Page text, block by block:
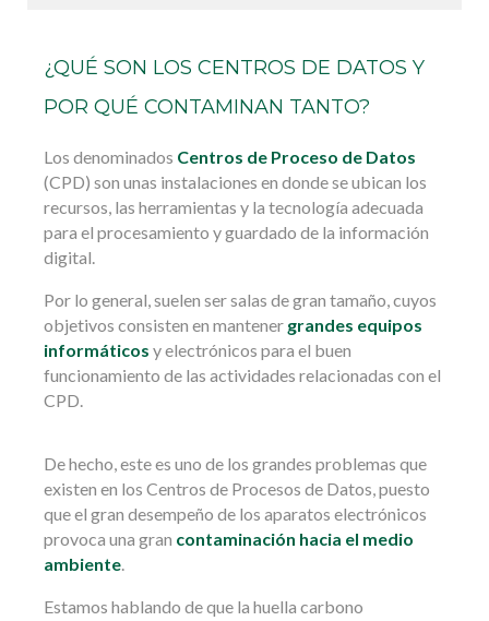
¿QUÉ SON LOS CENTROS DE DATOS Y
POR QUÉ CONTAMINAN TANTO?
Los denominados Centros de Proceso de Datos
(CPD) son unas instalaciones en donde se ubican los
recursos, las herramientas y la tecnología adecuada
para el procesamiento y guardado de la información
digital.
Por lo general, suelen ser salas de gran tamaño, cuyos
objetivos consisten en mantener grandes equipos
informáticos y electrónicos para el buen
funcionamiento de las actividades relacionadas con el
CPD.
De hecho, este es uno de los grandes problemas que
existen en los Centros de Procesos de Datos, puesto
que el gran desempeño de los aparatos electrónicos
provoca una gran contaminación hacia el medio
ambiente.
Estamos hablando de que la huella carbono